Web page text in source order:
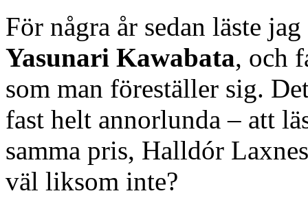
För några år sedan läste
Yasunari Kawabata, och
som man föreställer sig.
fast helt annorlunda – att
samma pris, Halldór
väl liksom inte?